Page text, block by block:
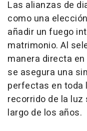
Las alianzas de
como una
añadir un fuego
matrimonio. Al
manera directa
se asegura una
perfectas en toda
recorrido de la
largo de los años.